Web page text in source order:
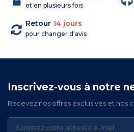
et en plusieurs fois
Retour 14 jours
pour changer d'avis
Inscrivez-vous à notre
Recevez nos offres exclusives et nos